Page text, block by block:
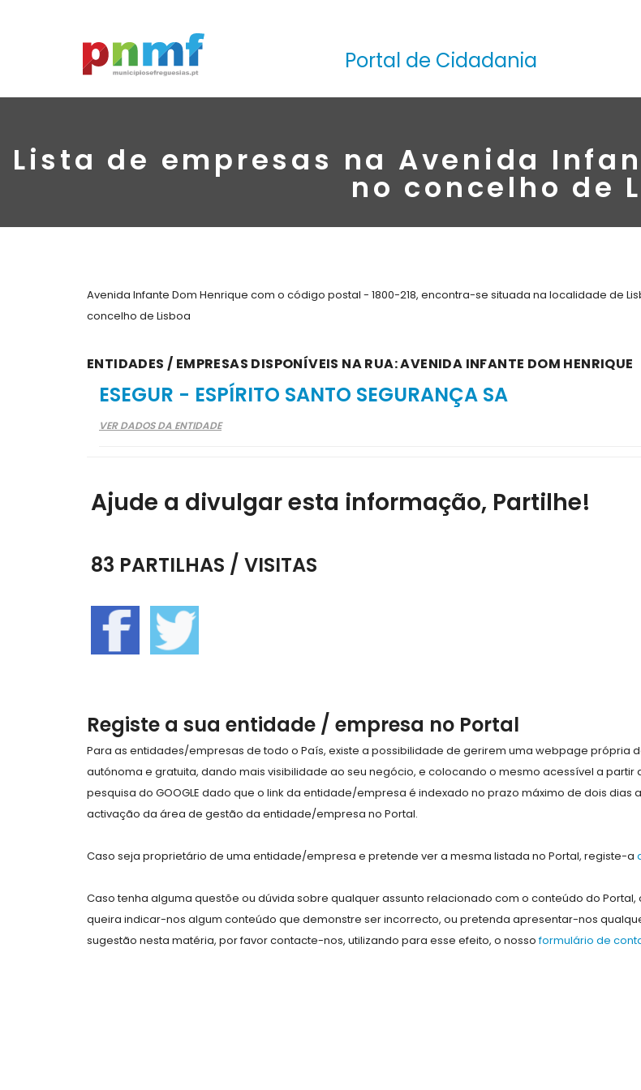
Portal de Cidadania
Lista de empresas na Avenida
no concelho de
Avenida Infante Dom Henrique com o código postal - 1800-218, encontra-se situada na localidade de
concelho de Lisboa
ENTIDADES / EMPRESAS DISPONÍVEIS NA RUA: AVENIDA INFANTE DOM HENRIQUE
ESEGUR - ESPÍRITO SANTO SEGURANÇA SA
VER DADOS DA ENTIDADE
Ajude a divulgar esta informação, Partilhe!
83 PARTILHAS / VISITAS
Registe a sua entidade / empresa no Portal
Para as entidades/empresas de todo o País, existe a possibilidade de gerirem uma webpage própria
autónoma e gratuita, dando mais visibilidade ao seu negócio, e colocando o mesmo acessível a partir
pesquisa do GOOGLE dado que o link da entidade/empresa é indexado no prazo máximo de dois dias
activação da área de gestão da entidade/empresa no Portal.
Caso seja proprietário de uma entidade/empresa e pretende ver a mesma listada no Portal, registe-a
Caso tenha alguma questõe ou dúvida sobre qualquer assunto relacionado com o conteúdo do Portal,
queira indicar-nos algum conteúdo que demonstre ser incorrecto, ou pretenda apresentar-nos
sugestão nesta matéria, por favor contacte-nos, utilizando para esse efeito, o nossoformulário de